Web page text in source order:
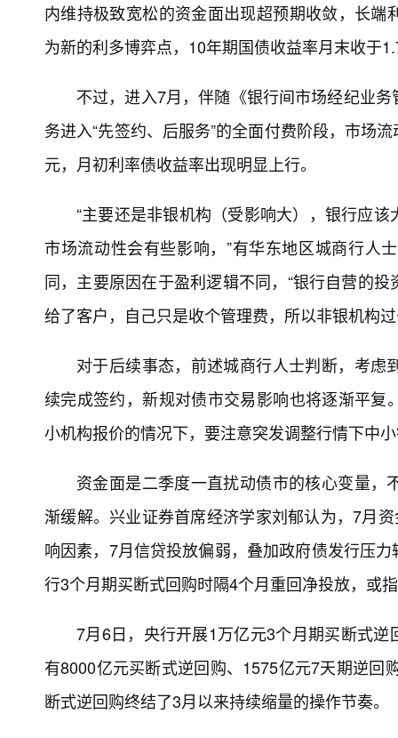
内维持极致宽松的资金面出现超预期收敛，长
为新的利多博弈点，10年期国债收益率月末收于
不过，进入7月，伴随《银行间市场经纪业
务进入“先签约、后服务”的全面付费阶段，市场
元，月初利率债收益率出现明显上行。
“主要还是非银机构（受影响大），银行应
市场流动性会有些影响，”有华东地区城商行人
同，主要原因在于盈利逻辑不同，“银行自营的
给了客户，自己只是收个管理费，所以非银机构
对于后续事态，前述城商行人士判断，考
续完成签约，新规对债市交易影响也将逐渐平
小机构报价的情况下，要注意突发调整行情下中
资金面是二季度一直扰动债市的核心变量
渐缓解。兴业证券首席经济学家刘郁认为，7月
响因素，7月信贷投放偏弱，叠加政府债发行压
行3个月期买断式回购时隔4个月重回净投放，或
7月6日，央行开展1万亿元3个月期买断式
有8000亿元买断式逆回购、1575亿元7天期逆
断式逆回购终结了3月以来持续缩量的操作节奏。